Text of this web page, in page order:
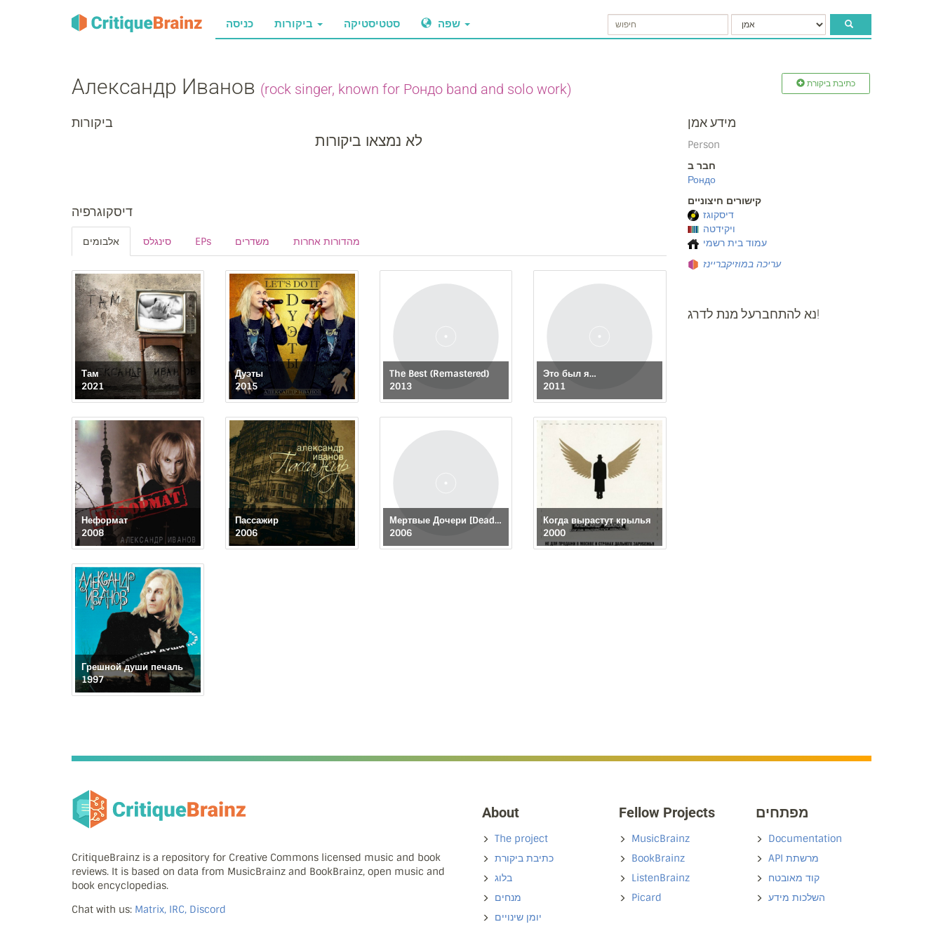
כניסה סטטיסטיקה
Александр Иванов (rock singer, known for Рондо band and solo work) כתיבת ביקורת
ביקורות
לא נמצאו ביקורות
דיסקוגרפיה
אלבומים סינגלס EPs משדרים מהדורות אחרות
Там
2021
Дуэты
2015
The Best (Remastered)
2013
Это был я…
2011
Неформат
2008
Пассажир
2006
Мертвые Дочери [Dead Daughters]
2006
Когда вырастут крылья
2000
Грешной души печаль
1997
מידע אמן
Person
חבר ב
Рондо
קישורים חיצוניים
דיסקוגז
ויקידטה
עמוד בית רשמי
עריכה במוזיקבריינז
נא להתחברעל מנת לדרג!
CritiqueBrainz is a repository for Creative Commons licensed music and book
reviews. It is based on data from MusicBrainz and BookBrainz, open music and
book encyclopedias.
Chat with us: Matrix, IRC, Discord
About
The project
כתיבת ביקורת
בלוג
מנחים
יומן שינויים
Fellow Projects
MusicBrainz
BookBrainz
ListenBrainz
Picard
מפתחים
Documentation
API מרשתת
קוד מאובטח
השלכות מידע